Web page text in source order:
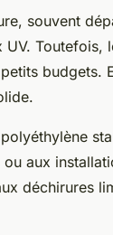
souvent
Toutefois,
budgets.
aux
déchirures